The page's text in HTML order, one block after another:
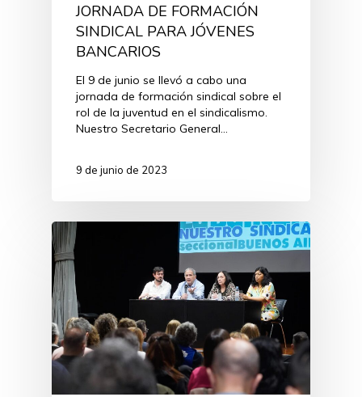
JORNADA DE FORMACIÓN
SINDICAL PARA JÓVENES
BANCARIOS
El 9 de junio se llevó a cabo una
jornada de formación sindical sobre el
rol de la juventud en el sindicalismo.
Nuestro Secretario General…
9 de junio de 2023